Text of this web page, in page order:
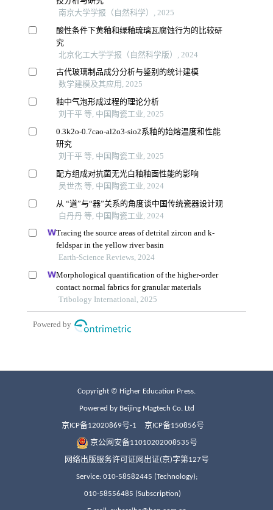
Copyright © Higher Education Press.
Powered by Beijing Magtech Co. Ltd
京ICP备12020869号-1 京ICP备150856号
京公网安备11010202008535号
网络出版服务许可证网出证(京)字第127号
Service: 010-58582445 (Technology);
010-58556485 (Subscription)